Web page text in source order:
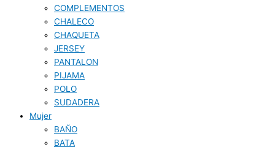
COMPLEMENTOS
CHALECO
CHAQUETA
JERSEY
PANTALON
PIJAMA
POLO
SUDADERA
Mujer
BAÑO
BATA